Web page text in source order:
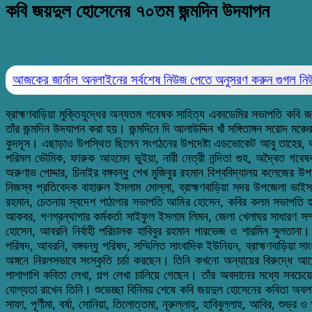
কবি জয়দুল হোসেনের ৭০তম জন্মদিন উদযাপন
আজকের জার্নাল অনলাইনের সর্বশেষ নিউজ পেতে অনুসরণ করুনগুগল
ব্রাহ্মণবাড়িয়া মুক্তিযুদ্ধের অন্যতম গবেষক সাহিত্য একাডেমির সভাপতি
তাঁর জন্মদিন উদযাপন করা হয়। জন্মদিনে দি আলাউদ্দিন খাঁ সঙ্গিতাঙ্গন সরোদ
কুদদূস। এছাড়াও উপস্থিত ছিলেন সংগঠনের উপদেষ্টা এডভোকেট আবু তাহের, কবি
পরিমল ভৌমিক, ফারুক আহমেদ ভুইয়া, নারী নেত্রী নন্দিতা গুহ, অদ্বৈত গবেষক
অরুণাভ পোদ্দার, চিনাইর বঙ্গবন্ধু শেখ মুজিবুর রহমান বিশ্ববিদ্যালয়
নিজস্ব প্রতিবেদক বাহারুল ইসলাম মোল্লা, ব্রাহ্মণবাড়িয়া সদর উপজেলা
রহমান, চেতনায় স্বদেশ পাঠাগার সভাপতি আমির হোসেন, কবির কলম
আকবর, গণগ্রন্থাগার কর্মকর্তা সাইফুল ইসলাম লিমন, জেলা খেলাঘর সাধারণ
হোসেন, আবরনি নির্বাহী পরিচালক হাবিবুর রহমান পারভেজ ও শারমিন
পরিষদ, আবরনি, বঙ্গবন্ধু পরিষদ, সম্মিলিত সাংবাদিক ইউনিয়ন,
অঙ্গনে নিরলসভাবে সংস্কৃতি চর্চা করছেন। তিনি কখনো অন্যায়ের বিরুদ্ধে
পাশাপাশি কবিতা লেখা, গল্প লেখা চালিয়ে গেছেন। তাঁর অবদানের মধ্যে
যোগ্যতা রাখেন তিনি। শুভেচ্ছা বিনিময় শেষে কবি জয়দুল হোসেনের কবিতা
সাফা, পূর্ণীমা, বর্ষা, সোনিয়া, তিলোত্তমা, নূরুল্লাহ্‌, হাবিবুল্লাহ, আবির,